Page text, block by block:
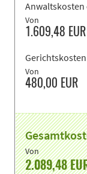
Anwaltskosten
Von
1.609,48 EUR
Gerichtskosten
Von
480,00 EUR
Von
2.089,48